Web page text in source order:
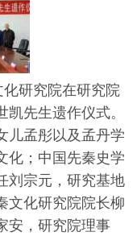
研究院在研究院
先生遗作仪式。
儿孟彤以及孟丹学
化；中国先秦史学
刘宗元，研究基地
文化研究院院长柳
安，研究院理事